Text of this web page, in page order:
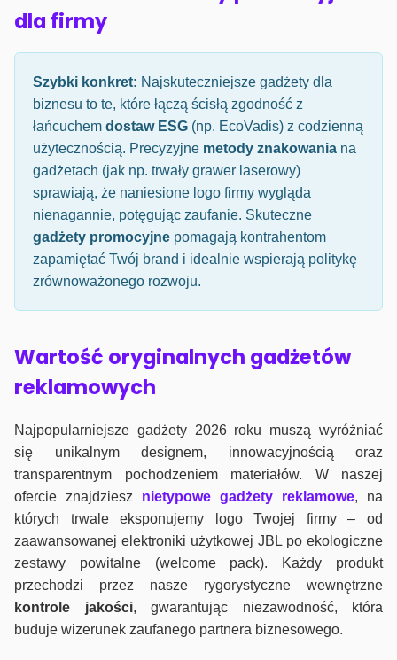
dla firmy
Szybki konkret: Najskuteczniejsze gadżety dla
biznesu to te, które łączą ścisłą zgodność z
łańcuchem dostaw ESG (np. EcoVadis) z codzienną
użytecznością. Precyzyjne metody znakowania na
gadżetach (jak np. trwały grawer laserowy)
sprawiają, że naniesione logo firmy wygląda
nienagannie, potęgując zaufanie. Skuteczne
gadżety promocyjne pomagają kontrahentom
zapamiętać Twój brand i idealnie wspierają politykę
zrównoważonego rozwoju.
Wartość oryginalnych gadżetów
reklamowych
Najpopularniejsze gadżety 2026 roku muszą wyróżniać
się unikalnym designem, innowacyjnością oraz
transparentnym pochodzeniem materiałów. W naszej
ofercie znajdziesz nietypowe gadżety reklamowe, na
których trwale eksponujemy logo Twojej firmy – od
zaawansowanej elektroniki użytkowej JBL po ekologiczne
zestawy powitalne (welcome pack). Każdy produkt
przechodzi przez nasze rygorystyczne wewnętrzne
kontrole jakości, gwarantując niezawodność, która
buduje wizerunek zaufanego partnera biznesowego.